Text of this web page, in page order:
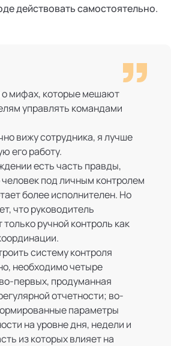
действовать самостоятельно.
мифах, которые мешают
управлять командами
вижу сотрудника, я лучше
его работу.
есть часть правды,
человек под личным контролем
более исполнителен. Но
что руководитель
только ручной контроль как
систему контроля
необходимо четыре
первых, продуманная
отчетности; во-
параметры
на уровне дня, недели и
из которых влияет на